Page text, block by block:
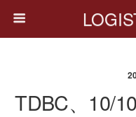
TDBC、10/